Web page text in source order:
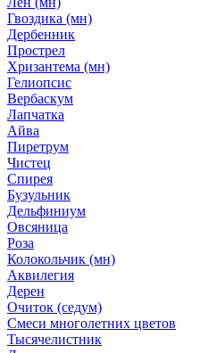
Гвоздика (мн)
Дербенник
Прострел
Хризантема (мн)
Гелиопсис
Вербаскум
Лапчатка
Айва
Пиретрум
Чистец
Спирея
Бузульник
Дельфиниум
Овсяница
Роза
Колокольчик (мн)
Аквилегия
Дерен
Очиток (седум)
Смеси многолетних цветов
Тысячелистник